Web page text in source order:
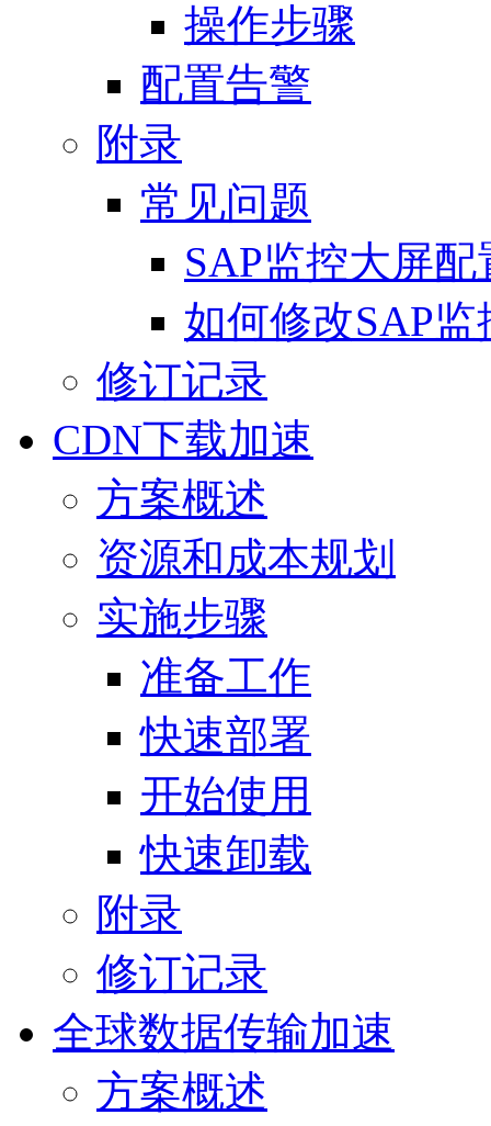
操作步骤
配置告警
附录
常见问题
SAP监控大屏
如何修改SAP
修订记录
CDN下载加速
方案概述
资源和成本规划
实施步骤
准备工作
快速部署
开始使用
快速卸载
附录
修订记录
全球数据传输加速
方案概述